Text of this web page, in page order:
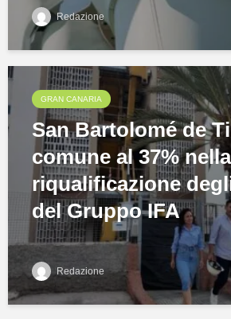
Redazione
GRAN CANARIA
San Bartolomé de
comune al 37% nella
riqualificazione
del Gruppo IFA
Redazione